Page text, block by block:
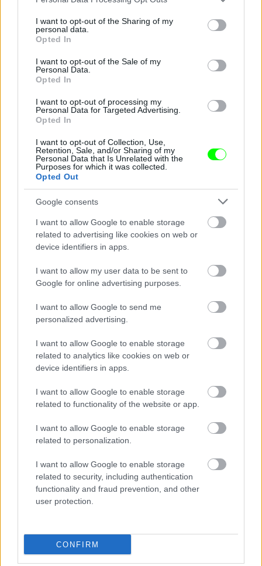
not limited to your visit or usage behaviour. You may click to
grant or deny consent to Google and its third-party tags to
use your data for below specified purposes in below Google
consent section.
I want to opt-out of the Sharing of my
personal data.
Opted In
I want to opt-out of the Sale of my
Personal Data.
Opted In
I want to opt-out of processing my
Personal Data for Targeted Advertising.
Opted In
I want to opt-out of Collection, Use,
Retention, Sale, and/or Sharing of my
Personal Data that Is Unrelated with the
Purposes for which it was collected.
Opted Out
Google consents
I want to allow Google to enable storage
related to advertising like cookies on web or
device identifiers in apps.
I want to allow my user data to be sent to
Google for online advertising purposes.
I want to allow Google to send me
personalized advertising.
I want to allow Google to enable storage
related to analytics like cookies on web or
device identifiers in apps.
I want to allow Google to enable storage
related to functionality of the website or app.
I want to allow Google to enable storage
related to personalization.
I want to allow Google to enable storage
related to security, including authentication
functionality and fraud prevention, and other
user protection.
CONFIRM
Fotó: Szécsi István / Velvet
Jön még kép!
A szertartás vége
Jön még kép!